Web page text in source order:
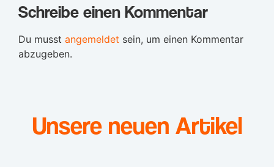
Schreibe einen Kommentar
Du musst angemeldet sein, um einen Kommentar
abzugeben.
Unsere neuen Artikel